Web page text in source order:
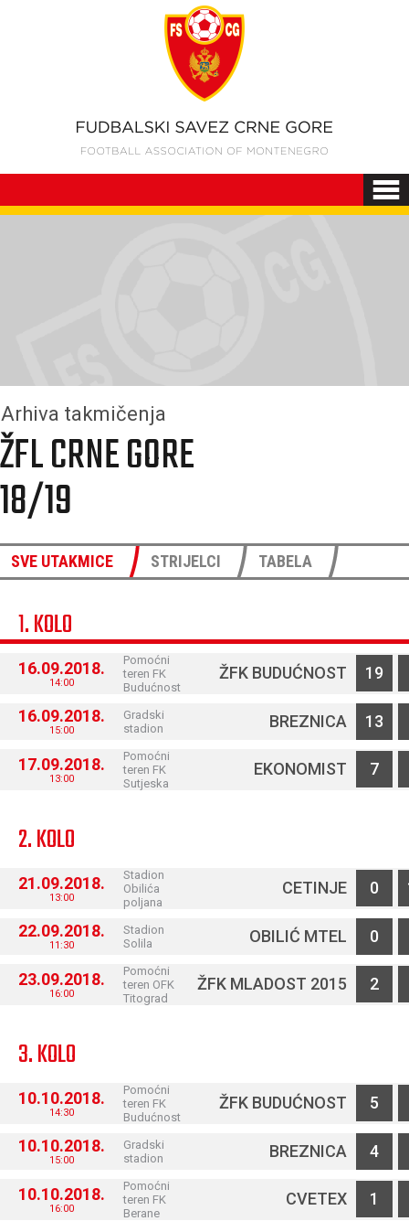
Arhiva takmičenja
ŽFL CRNE GORE
18/19
SVE UTAKMICE STRIJELCI TABELA
1. KOLO
16.09.2018.
14:00
Pomoćni
teren FK
Budućnost
ŽFK BUDUĆNOST 19
16.09.2018.
15:00
Gradski
stadion
BREZNICA 13
17.09.2018.
13:00
Pomoćni
teren FK
Sutjeska
EKONOMIST 7
2. KOLO
21.09.2018.
13:00
Stadion
Obilića
poljana
CETINJE 0
22.09.2018.
11:30
Stadion
Solila
OBILIĆ MTEL 0
23.09.2018.
16:00
Pomoćni
teren OFK
Titograd
ŽFK MLADOST 2015 2
3. KOLO
10.10.2018.
14:30
Pomoćni
teren FK
Budućnost
ŽFK BUDUĆNOST 5
10.10.2018.
15:00
Gradski
stadion
BREZNICA 4
10.10.2018.
16:00
Pomoćni
teren FK
Berane
CVETEX 1